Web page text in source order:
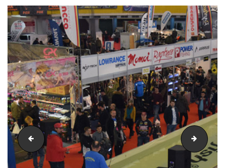
foto-stanga